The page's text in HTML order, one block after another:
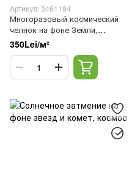
Артикул: 3461194
Многоразовый космический
челнок на фоне Земли,
космос
350Lei/м²